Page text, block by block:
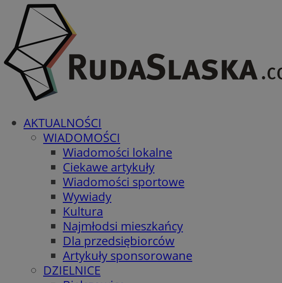
AKTUALNOŚCI
WIADOMOŚCI
Wiadomości lokalne
Ciekawe artykuły
Wiadomości sportowe
Wywiady
Kultura
Najmłodsi mieszkańcy
Dla przedsiębiorców
Artykuły sponsorowane
DZIELNICE